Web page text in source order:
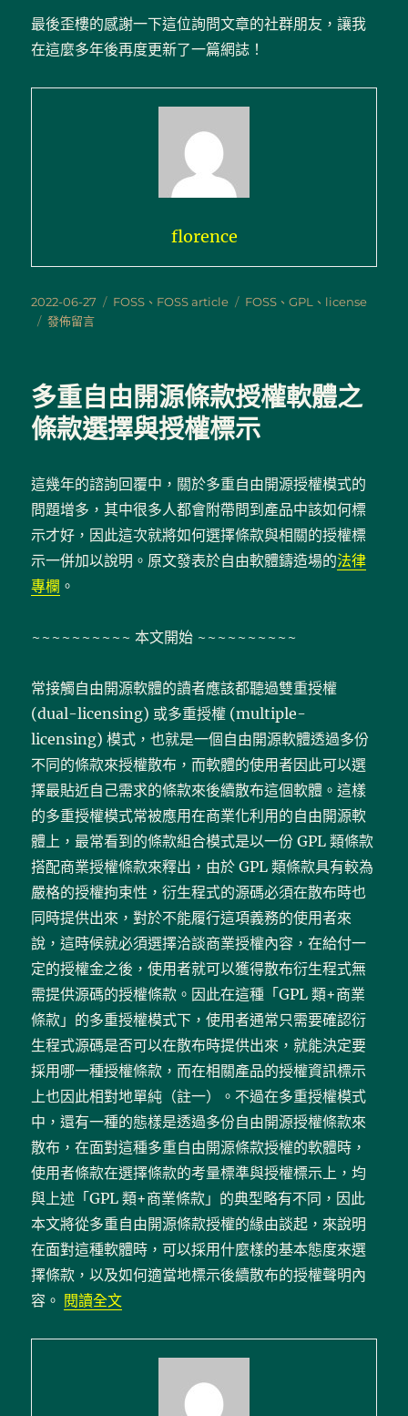
最後歪樓的感謝一下這位詢問文章的社群朋友，讓我
在這麼多年後再度更新了一篇網誌！
florence
發
佈
2022-06-27
分
FOSS 、 FOSS article
標
FOSS 、GPL 、 license
在
新
上
架
Copyright
到
Copyleft：
誕
未
>>〉
發佈留言
多重自由開源條款授權軟體之
條款選擇與授權標示
這幾年的諮詢回覆中，關於多重自由開源授權模式的
問題增多，其中很多人都會附帶問到產品中該如何標
示才好，因此這次就將如何選擇條款與相關的授權標
示一併加以說明。原文發表於自由軟體鑄造場的法律
專欄 。
~~~~~~~~~~ 本文開始 ~~~~~~~~~~
常接觸自由開源軟體的讀者應該都聽過雙重授權
(dual-licensing) 或多重授權 (multiple-
licensing) 模式，也就是一個自由開源軟體透過多份
不同的條款來授權散布，而軟體的使用者因此可以選
擇最貼近自己需求的條款來後續散布這個軟體。這樣
的多重授權模式常被應用在商業化利用的自由開源軟
體上，最常看到的條款組合模式是以一份 GPL 類條款
搭配商業授權條款來釋出，由於 GPL 類條款具有較為
嚴格的授權拘束性，衍生程式的源碼必須在散布時也
同時提供出來，對於不能履行這項義務的使用者來
說，這時候就必須選擇洽談商業授權內容，在給付一
定的授權金之後，使用者就可以獲得散布衍生程式無
需提供源碼的授權條款。因此在這種「GPL 類+商業
條款」的多重授權模式下，使用者通常只需要確認衍
生程式源碼是否可以在散布時提供出來，就能決定要
採用哪一種授權條款，而在相關產品的授權資訊標示
上也因此相對地單純（註一）。不過在多重授權模式
中，還有一種的態樣是透過多份自由開源授權條款來
散布，在面對這種多重自由開源條款授權的軟體時，
使用者條款在選擇條款的考量標準與授權標示上，均
與上述「GPL 類+商業條款」的典型略有不同，因此
本文將從多重自由開源條款授權的緣由談起，來說明
在面對這種軟體時，可以採用什麼樣的基本態度來選
擇條款，以及如何適當地標示後續散布的授權聲明內
容。 閱讀全文〈多重自由開源條款授權軟體之條款選擇與